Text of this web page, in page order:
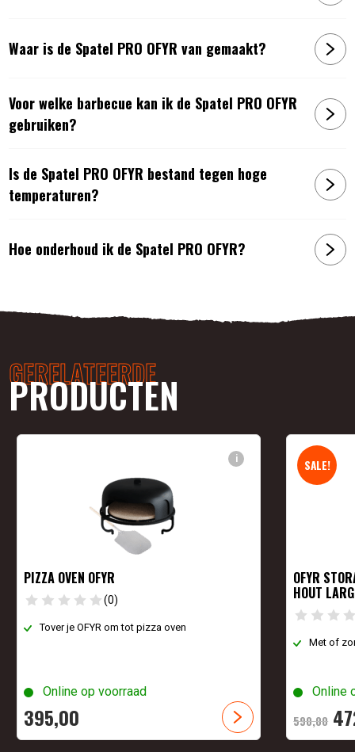
Waar is de Spatel PRO OFYR van gemaakt?
Voor welke barbecue kan ik de Spatel PRO OFYR
gebruiken?
Is de Spatel PRO OFYR bestand tegen hoge
temperaturen?
Hoe onderhoud ik de Spatel PRO OFYR?
GERELATEERDE
PRODUCTEN
i
PIZZA OVEN OFYR
(0)
Tover je OFYR om tot pizza oven
Online op voorraad
395,00
SALE!
OFYR
HOUT
Met of
Online
590,00